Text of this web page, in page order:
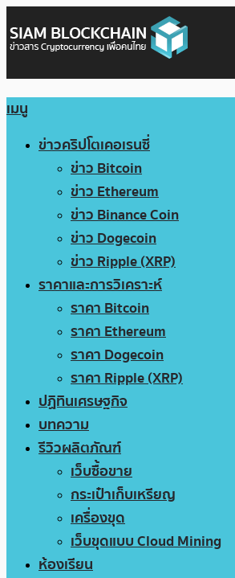
เมนู
ข่าวคริปโตเคอเรนซี่
ข่าว Bitcoin
ข่าว Ethereum
ข่าว Binance Coin
ข่าว Dogecoin
ข่าว Ripple (XRP)
ราคาและการวิเคราะห์
ราคา Bitcoin
ราคา Ethereum
ราคา Dogecoin
ราคา Ripple (XRP)
ปฏิทินเศรษฐกิจ
บทความ
รีวิวผลิตภัณฑ์
เว็บซื้อขาย
กระเป๋าเก็บเหรียญ
เครื่องขุด
เว็บขุดแบบ Cloud Mining
ห้องเรียน